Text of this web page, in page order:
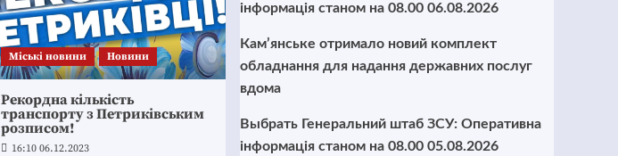
Mіські новини Новини
Рекордна кількість
транспорту з Петриківським
розписом!
16:10 06.12.2023
інформація станом на 08.00 06.08.2026
Кам’янське отримало новий комплект
обладнання для надання державних послуг
вдома
Выбрать Генеральний штаб ЗСУ: Оперативна
інформація станом на 08.00 05.08.2026